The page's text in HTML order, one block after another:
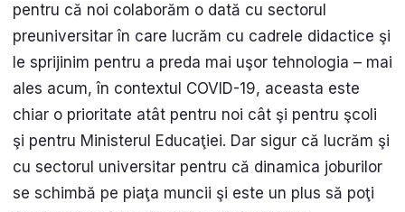
pentru că noi colaborăm o dată cu sectorul
preuniversitar în care lucrăm cu cadrele didactice şi
le sprijinim pentru a preda mai uşor tehnologia – mai
ales acum, în contextul COVID-19, aceasta este
chiar o prioritate atât pentru noi cât şi pentru şcoli
şi pentru Ministerul Educaţiei. Dar sigur că lucrăm şi
cu sectorul universitar pentru că dinamica joburilor
se schimbă pe piaţa muncii şi este un plus să poţi